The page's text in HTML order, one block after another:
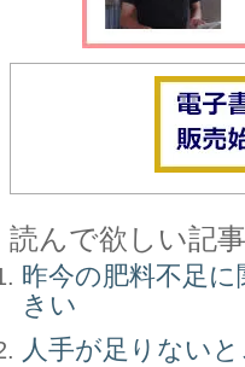
読んで欲しい記事
昨今の肥料不足
きい
人手が足りない